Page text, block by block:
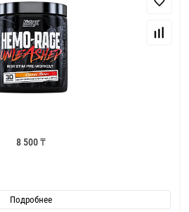
8 500 ₸
Подробнее